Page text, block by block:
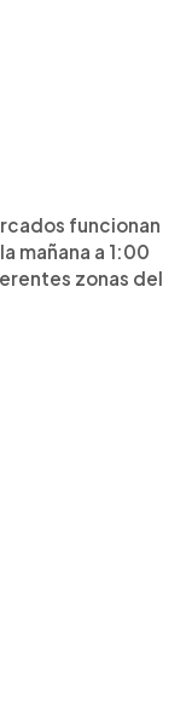
funcionan
mañana a 1:00
zonas del